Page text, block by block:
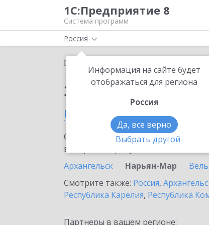
1С:Предприятие 8
Система программ
Россия
Информация на сайте будет
отображаться для региона
Россия
Да, все верно
Выбрать другой
Главная
Заказать 1С:Линк
в Нарьян-Маре
Ознакомьтесь с информационными
внедрение продукта.
Архангельск
Нарьян-Мар
Смотрите также: Россия,
Республика Карелия, Республика
Партнеры в вашем регионе: